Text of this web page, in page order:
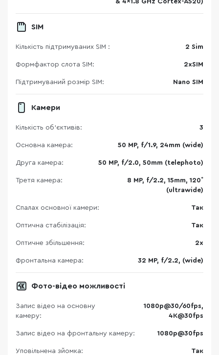
& 4x1.8 GHz Cortex-A520)
SIM
Кількість підтримуваних SIM : 2 Sim
Формфактор слота SIM: 2хSIM
Підтримуваний розмір SIM: Nano SIM
Камери
Кількість об'єктивів: 3
Основна камера: 50 MP, f/1.9, 24mm (wide)
Друга камера: 50 MP, f/2.0, 50mm (telephoto)
Третя камера:
8 MP, f/2.2, 15mm, 120˚
(ultrawide)
Спалах основної камери: Так
Оптична стабілізація: Так
Оптичне збільшення: 2x
Фронтальна камера: 32 MP, f/2.2, (wide)
Фото-відео можливості
Запис відео на основну
камеру:
1080p@30/60fps,
4K@30fps
Запис відео на фронтальну камеру: 1080p@30fps
Уповільнена зйомка: Так